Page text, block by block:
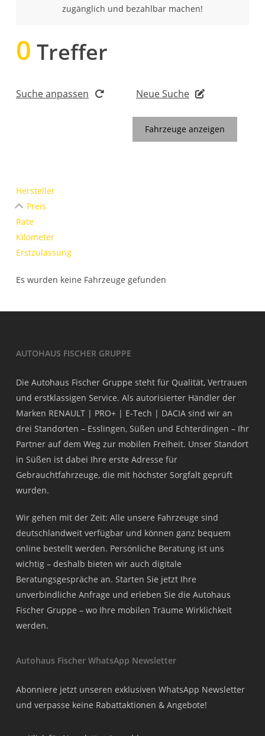
zugänglich und bezahlbar machen!
0 Treffer
Suche anpassen Neue Suche
Fahrzeuge anzeigen
Hersteller
Preis
Rate
Kilometer
Erstzulassung
Es wurden keine Fahrzeuge gefunden
AUTOHAUS FISCHER GRUPPE
Die Autohaus Fischer Gruppe steht für Qualität, Vertrauen
und erstklassigen Service. Als autorisierter Händler der
Marken RENAULT | PRO+ | E-Tech | DACIA sind wir an
drei Standorten – Esslingen, Süßen und Echterdingen – Ihr
Partner auf dem Weg zur mobilen Freiheit. Unser Standort
in Süßen ist dabei Ihre erste Adresse für
Gebrauchtfahrzeuge, die mit höchster Sorgfalt geprüft
wurden.
Wir gehen mit der Zeit: Alle unsere Fahrzeuge sind
deutschlandweit verfügbar und können ganz bequem
online bestellt werden. Persönliche Beratung ist uns
wichtig – deshalb bieten wir auch digitale
Beratungsgespräche an. Starten Sie jetzt Ihre
unverbindliche Anfrage und erleben Sie die Autohaus
Fischer Gruppe – wo Ihre mobilen Träume Wirklichkeit
werden.
Autohaus Fischer WhatsApp Newsletter
Abonniere jetzt unseren exklusiven WhatsApp Newsletter
und verpasse keine Rabattaktionen & Angebote!